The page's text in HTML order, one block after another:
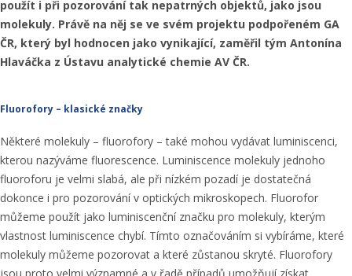
použít i při pozorování tak nepatrných objektů, jako jsou
molekuly. Právě na něj se ve svém projektu podpořeném GA
ČR, který byl hodnocen jako vynikající, zaměřil tým Antonína
Hlaváčka z Ústavu analytické chemie AV ČR.
Fluorofory – klasické značky
Některé molekuly – fluorofory – také mohou vydávat luminiscenci,
kterou nazýváme fluorescence. Luminiscence molekuly jednoho
fluoroforu je velmi slabá, ale při nízkém pozadí je dostatečná
dokonce i pro pozorování v optických mikroskopech. Fluorofor
můžeme použít jako luminiscenční značku pro molekuly, kterým
vlastnost luminiscence chybí. Tímto označováním si vybíráme, které
molekuly můžeme pozorovat a které zůstanou skryté. Fluorofory